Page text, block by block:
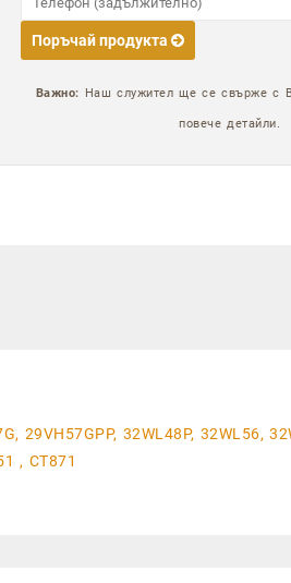
Поръчай продукта
Важно: Наш служител ще се свърже с
повече детайли.
29VH57GPP, 32WL48P, 32WL56,
, CT871